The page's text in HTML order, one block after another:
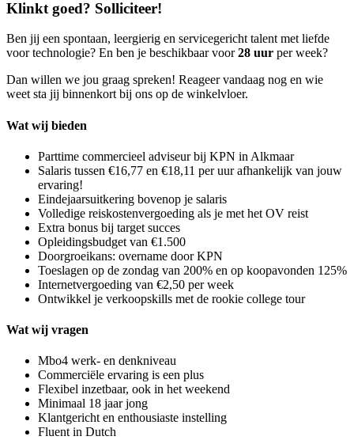
Klinkt goed? Solliciteer!
Ben jij een spontaan, leergierig en servicegericht talent met liefde
voor technologie? En ben je beschikbaar voor28 uur per week?
Dan willen we jou graag spreken! Reageer vandaag nog en wie
weet sta jij binnenkort bij ons op de winkelvloer.
Wat wij bieden
Parttime commercieel adviseur bij KPN in Alkmaar
Salaris tussen €16,77 en €18,11 per uur afhankelijk van jouw
ervaring!
Eindejaarsuitkering bovenop je salaris
Volledige reiskostenvergoeding als je met het OV reist
Extra bonus bij target succes
Opleidingsbudget van €1.500
Doorgroeikans: overname door KPN
Toeslagen op de zondag van 200% en op koopavonden 125%
Internetvergoeding van €2,50 per week
Ontwikkel je verkoopskills met de rookie college tour
Wat wij vragen
Mbo4 werk- en denkniveau
Commerciële ervaring is een plus
Flexibel inzetbaar, ook in het weekend
Minimaal 18 jaar jong
Klantgericht en enthousiaste instelling
Fluent in Dutch